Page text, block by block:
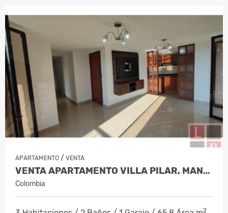
APARTAMENTO / VENTA
VENTA APARTAMENTO VILLA PILAR, MANIZA…
Colombia
2